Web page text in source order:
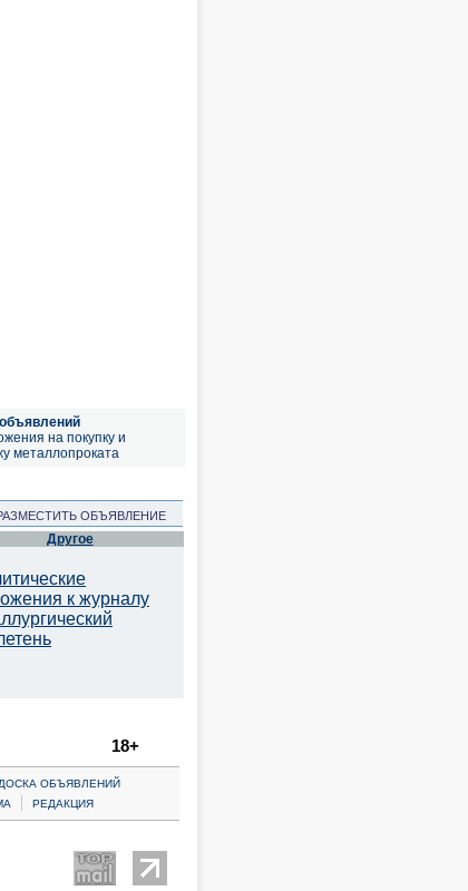
на покупку и
металлопроката
ОБЪЯВЛЕНИЕ
Другое
к журналу
18+
ДОСКА ОБЪЯВЛЕНИЙ
| РЕДАКЦИЯ